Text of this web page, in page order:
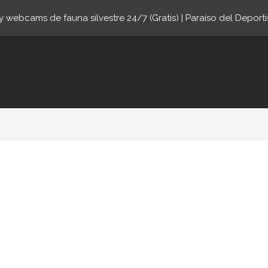
webcams de fauna silvestre 24/7 (Gratis) | Paraíso del